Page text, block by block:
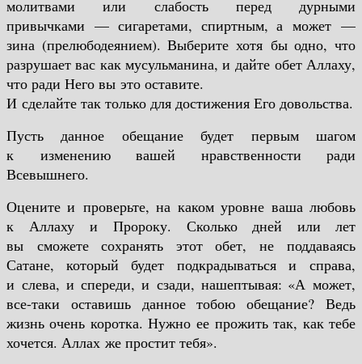
молитвами или слабость перед дурными
привычками — сигаретами, спиртным, а может —
зина (прелюбодеянием). Выберите хотя бы одно, что
разрушает вас как мусульманина, и дайте обет Аллаху,
что ради Него вы это оставите.
И сделайте так только для достижения Его довольства.
Пусть данное обещание будет первым шагом
к изменению вашей нравственности ради
Всевышнего.
Оцените и проверьте, на каком уровне ваша любовь
к Аллаху и Пророку. Сколько дней или лет
вы сможете сохранять этот обет, не поддаваясь
Сатане, который будет подкрадываться и справа,
и слева, и спереди, и сзади, нашептывая: «А может,
все-таки оставишь данное тобою обещание? Ведь
жизнь очень коротка. Нужно ее прожить так, как тебе
хочется. Аллах же простит тебя».